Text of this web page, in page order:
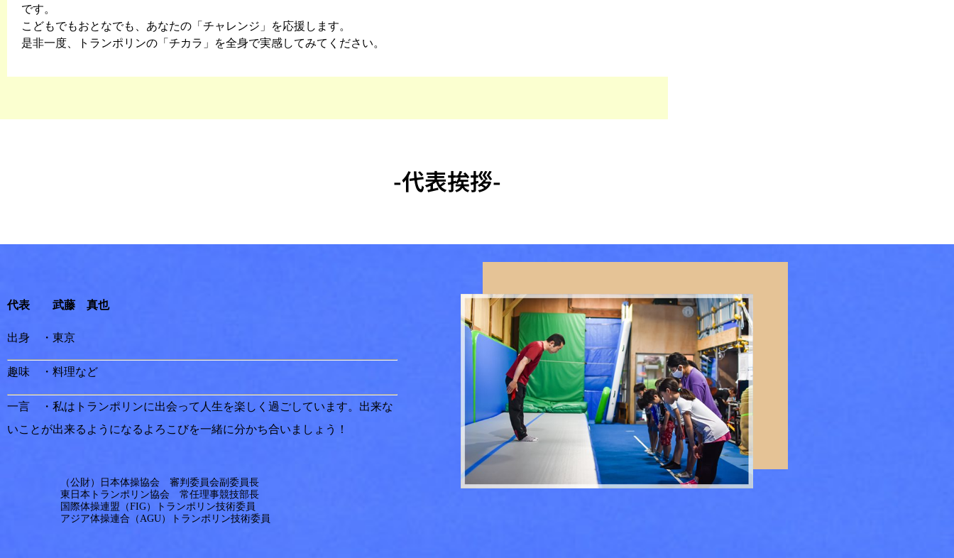
です。
こどもでもおとなでも、あなたの「チャレンジ」を応援します。
是非一度、トランポリンの「チカラ」を全身で実感してみてください。
-代表挨拶-
代表 武藤 真也
出身 ・東京
趣味 ・料理など
一言 ・私は トランポリンに出会って人生を楽しく過ごしています。出来な
いことが出来るようになるよろこびを一緒に分かち合いましょう！
（公財）日本体操協会　審判委員会副委員長
東日本トランポリン協会　常任理事競技部長
国際体操連盟（FIG）トランポリン技術委員
アジア体操連合（AGU）トランポリン技術委員